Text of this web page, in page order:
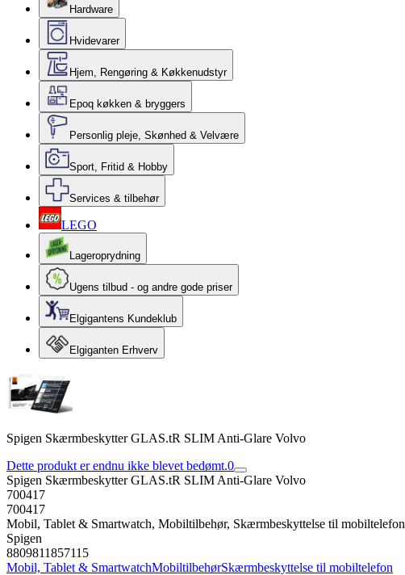
Hardware
Hvidevarer
Hjem, Rengøring & Køkkenudstyr
Epoq køkken & bryggers
Personlig pleje, Skønhed & Velvære
Sport, Fritid & Hobby
Services & tilbehør
LEGO
Lageroprydning
Ugens tilbud - og andre gode priser
Elgigantens Kundeklub
Elgiganten Erhverv
Spigen Skærmbeskytter GLAS.tR SLIM Anti-Glare Volvo
Dette produkt er endnu ikke blevet bedømt.0
Spigen Skærmbeskytter GLAS.tR SLIM Anti-Glare Volvo
700417
700417
Mobil, Tablet & Smartwatch, Mobiltilbehør, Skærmbeskyttelse til mobiltelefon
Spigen
8809811857115
Mobil, Tablet & SmartwatchMobiltilbehørSkærmbeskyttelse til mobiltelefon